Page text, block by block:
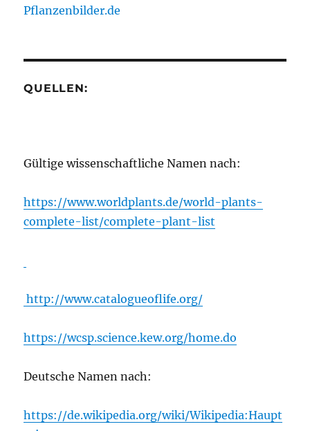
Pflanzenbilder.de
QUELLEN:
Gültige wissenschaftliche Namen nach:
https://www.worldplants.de/world-plants-
complete-list/complete-plant-list
http://www.catalogueoflife.org/
https://wcsp.science.kew.org/home.do
Deutsche Namen nach:
https://de.wikipedia.org/wiki/Wikipedia:Haupt